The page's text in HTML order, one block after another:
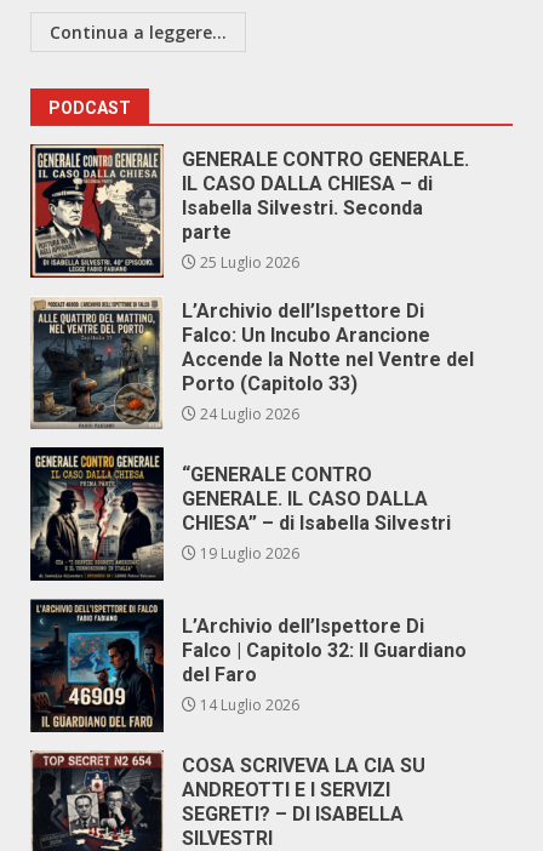
Continua a leggere...
PODCAST
GENERALE CONTRO GENERALE.
IL CASO DALLA CHIESA – di
Isabella Silvestri. Seconda
parte
25 Luglio 2026
L’Archivio dell’Ispettore Di
Falco: Un Incubo Arancione
Accende la Notte nel Ventre del
Porto (Capitolo 33)
24 Luglio 2026
“GENERALE CONTRO
GENERALE. IL CASO DALLA
CHIESA” – di Isabella Silvestri
19 Luglio 2026
L’Archivio dell’Ispettore Di
Falco | Capitolo 32: Il Guardiano
del Faro
14 Luglio 2026
COSA SCRIVEVA LA CIA SU
ANDREOTTI E I SERVIZI
SEGRETI? – DI ISABELLA
SILVESTRI